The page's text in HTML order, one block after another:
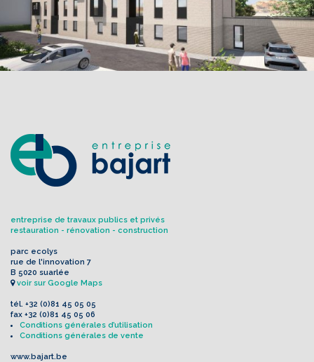
entreprise de travaux publics et privés
restauration - rénovation - construction
parc ecolys
rue de l'innovation 7
B 5020 suarlée
voir sur Google Maps
tél. +32 (0)81 45 05 05
fax +32 (0)81 45 05 06
Conditions générales d’utilisation
Conditions générales de vente
www.bajart.be